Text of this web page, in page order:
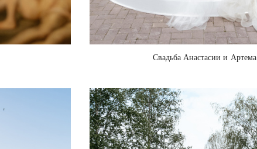
Свадьба Анастасии и Артема